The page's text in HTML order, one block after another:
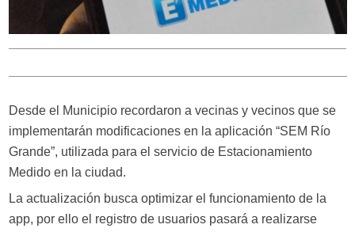
Desde el Municipio recordaron a vecinas y vecinos que se
implementarán modificaciones en la aplicación “SEM Río
Grande”, utilizada para el servicio de Estacionamiento
Medido en la ciudad.
La actualización busca optimizar el funcionamiento de la
app, por ello el registro de usuarios pasará a realizarse